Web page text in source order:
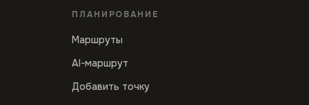
ПЛАНИРОВАНИЕ
Маршруты
AI-маршрут
Добавить точку